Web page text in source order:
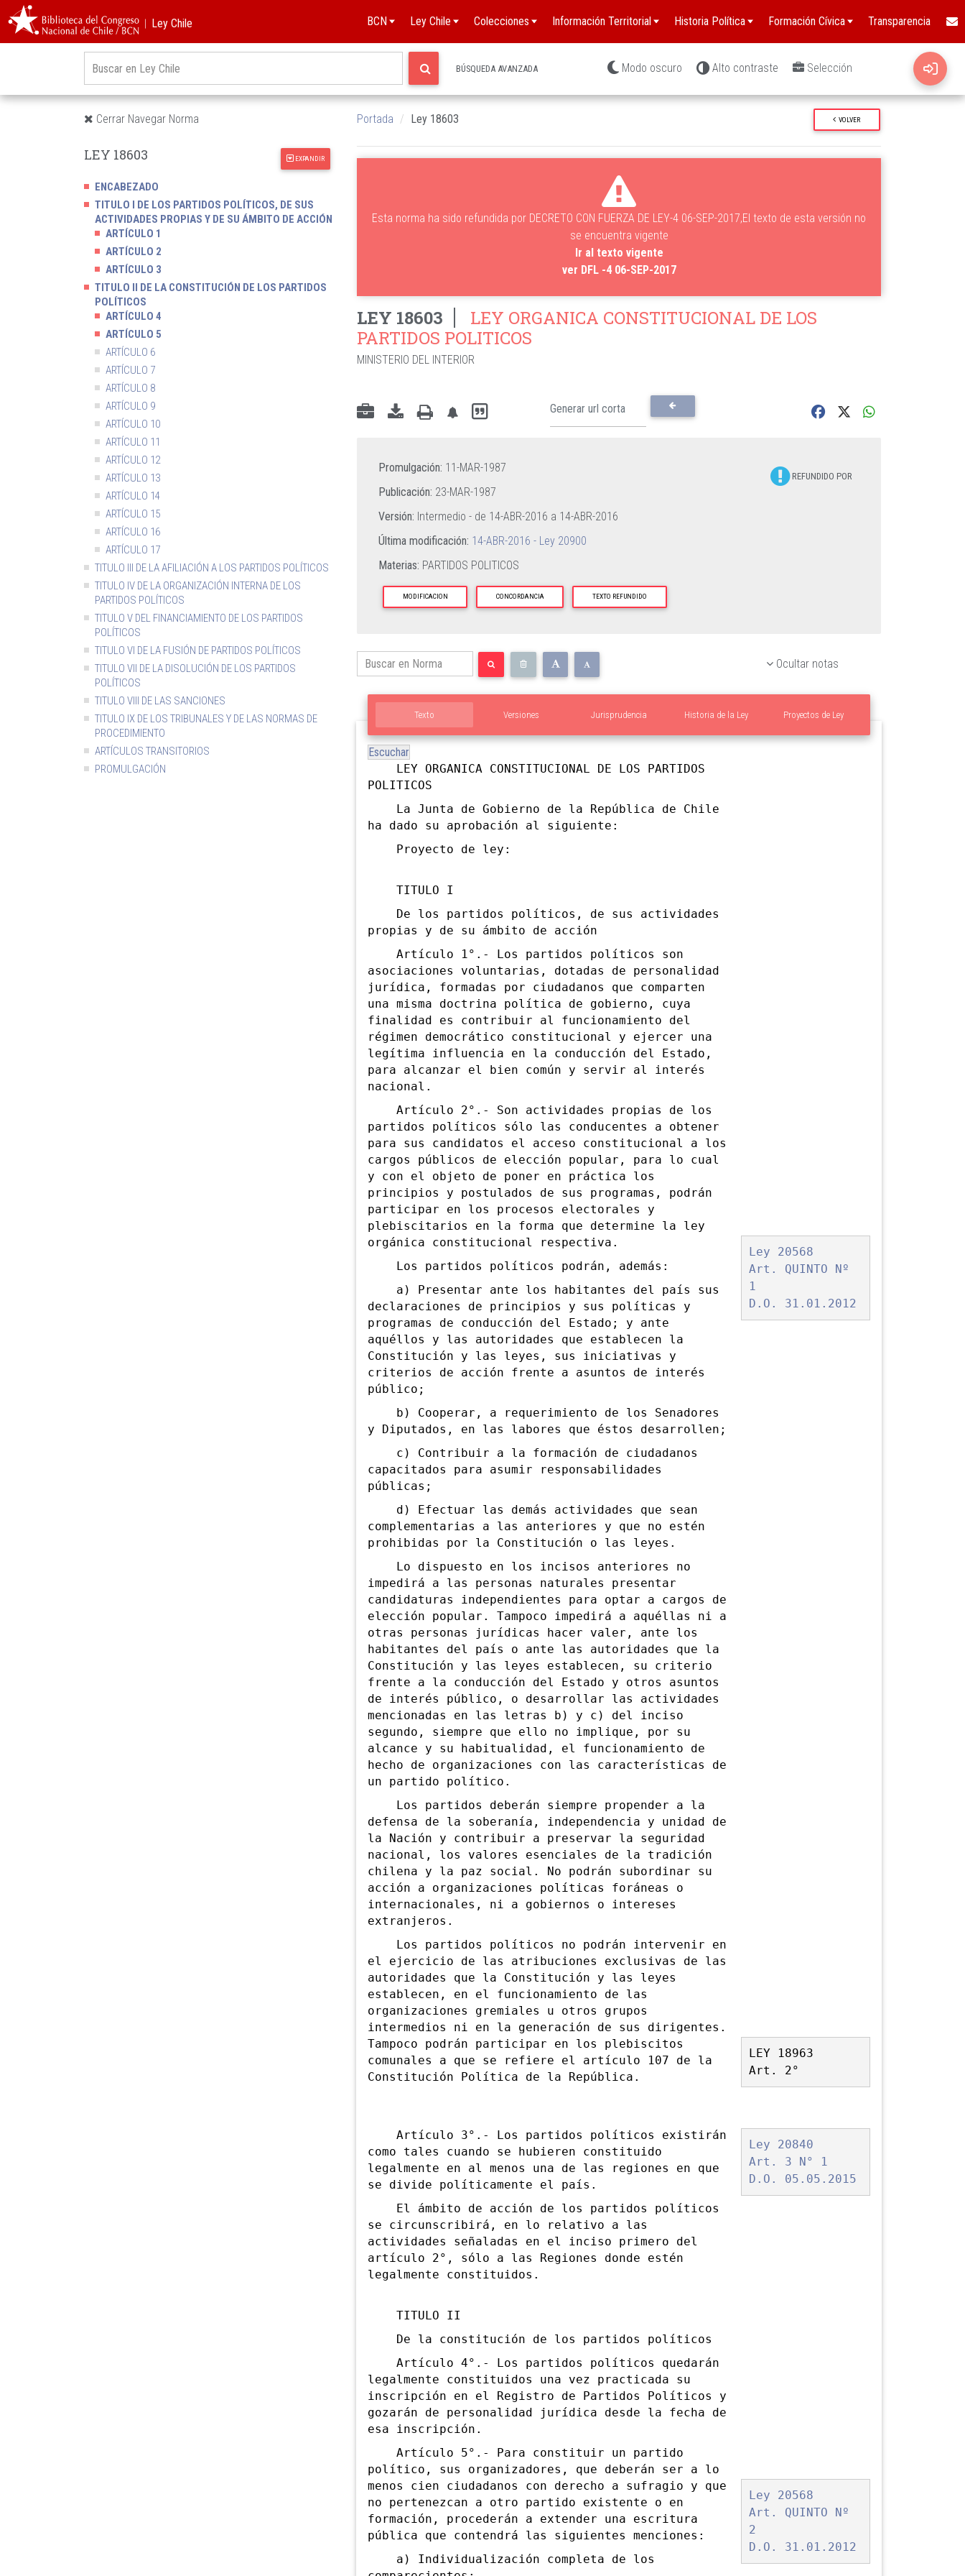
︱Ley Chile BCN Ley Chile Colecciones Información Territorial Historia Política Formación Cívica Transparencia
BÚSQUEDA AVANZADA Modo oscuro Alto contraste Selección
Cerrar Navegar Norma Portada Ley 18603 VOLVER
LEY 18603 EXPANDIR
ENCABEZADO
TITULO I DE LOS PARTIDOS POLÍTICOS, DE SUS
ACTIVIDADES PROPIAS Y DE SU ÁMBITO DE ACCIÓN
ARTÍCULO 1
ARTÍCULO 2
ARTÍCULO 3
TITULO II DE LA CONSTITUCIÓN DE LOS PARTIDOS
POLÍTICOS
ARTÍCULO 4
ARTÍCULO 5
ARTÍCULO 6
ARTÍCULO 7
ARTÍCULO 8
ARTÍCULO 9
ARTÍCULO 10
ARTÍCULO 11
ARTÍCULO 12
ARTÍCULO 13
ARTÍCULO 14
ARTÍCULO 15
ARTÍCULO 16
ARTÍCULO 17
TITULO III DE LA AFILIACIÓN A LOS PARTIDOS POLÍTICOS
TITULO IV DE LA ORGANIZACIÓN INTERNA DE LOS
PARTIDOS POLÍTICOS
TITULO V DEL FINANCIAMIENTO DE LOS PARTIDOS
POLÍTICOS
TITULO VI DE LA FUSIÓN DE PARTIDOS POLÍTICOS
TITULO VII DE LA DISOLUCIÓN DE LOS PARTIDOS
POLÍTICOS
TITULO VIII DE LAS SANCIONES
TITULO IX DE LOS TRIBUNALES Y DE LAS NORMAS DE
PROCEDIMIENTO
ARTÍCULOS TRANSITORIOS
PROMULGACIÓN
Esta norma ha sido refundida por DECRETO CON FUERZA DE LEY-4 06-SEP-2017,El texto de esta versión no
se encuentra vigente
Ir al texto vigente
ver DFL -4 06-SEP-2017
LEY 18603
LEY ORGANICA CONSTITUCIONAL DE LOS
PARTIDOS POLITICOS
MINISTERIO DEL INTERIOR
REFUNDIDO POR
Promulgación: 11-MAR-1987
Publicación: 23-MAR-1987
Versión: Intermedio - de 14-ABR-2016 a 14-ABR-2016
Última modificación: 14-ABR-2016 - Ley 20900
Materias: PARTIDOS POLITICOS
MODIFICACION CONCORDANCIA TEXTO REFUNDIDO
Ocultar notas
Texto Versiones Jurisprudencia Proyectos de Ley
Historia de la Ley
Escuchar
LEY ORGANICA CONSTITUCIONAL DE LOS PARTIDOS
POLITICOS
La Junta de Gobierno de la República de Chile
ha dado su aprobación al siguiente:
Proyecto de ley:
TITULO I
De los partidos políticos, de sus actividades
propias y de su ámbito de acción
Artículo 1°.- Los partidos políticos son
asociaciones voluntarias, dotadas de personalidad
jurídica, formadas por ciudadanos que comparten
una misma doctrina política de gobierno, cuya
finalidad es contribuir al funcionamiento del
régimen democrático constitucional y ejercer una
legítima influencia en la conducción del Estado,
para alcanzar el bien común y servir al interés
nacional.
Artículo 2°.- Son actividades propias de los
partidos políticos sólo las conducentes a obtener
para sus candidatos el acceso constitucional a los
cargos públicos de elección popular, para lo cual
y con el objeto de poner en práctica los
principios y postulados de sus programas, podrán
participar en los procesos electorales y
plebiscitarios en la forma que determine la ley
orgánica constitucional
Ley 20568
Art. QUINTO Nº
1
D.O. 31.01.2012
respectiva.
Los partidos políticos podrán, además:
a) Presentar ante los habitantes del país sus
declaraciones de principios y sus políticas y
programas de conducción del Estado; y ante
aquéllos y las autoridades que establecen la
Constitución y las leyes, sus iniciativas y
criterios de acción frente a asuntos de interés
público;
b) Cooperar, a requerimiento de los Senadores
y Diputados, en las labores que éstos desarrollen;
c) Contribuir a la formación de ciudadanos
capacitados para asumir responsabilidades
públicas;
d) Efectuar las demás actividades que sean
complementarias a las anteriores y que no estén
prohibidas por la Constitución o las leyes.
Lo dispuesto en los incisos anteriores no
impedirá a las personas naturales presentar
candidaturas independientes para optar a cargos de
elección popular. Tampoco impedirá a aquéllas ni a
otras personas jurídicas hacer valer, ante los
habitantes del país o ante las autoridades que la
Constitución y las leyes establecen, su criterio
frente a la conducción del Estado y otros asuntos
de interés público, o desarrollar las actividades
mencionadas en las letras b) y c) del inciso
segundo, siempre que ello no implique, por su
alcance y su habitualidad, el funcionamiento de
hecho de organizaciones con las características de
un partido político.
Los partidos deberán siempre propender a la
defensa de la soberanía, independencia y unidad de
la Nación y contribuir a preservar la seguridad
nacional, los valores esenciales de la tradición
chilena y la paz social. No podrán subordinar su
acción a organizaciones políticas foráneas o
internacionales, ni a gobiernos o intereses
extranjeros.
Los partidos políticos no podrán intervenir en
el ejercicio de las atribuciones exclusivas de las
autoridades que la Constitución y las leyes
establecen, en el funcionamiento de las
organizaciones gremiales u otros grupos
intermedios ni en la generación de sus dirigentes.
Tampoco podrán participar en los plebi
LEY 18963
Art. 2°
scitos
comunales a que se refiere el artículo 107 de la
Constitución Política de la República.
Ley 20840
Art. 3 N° 1
D.O. 05.05.2015
Artículo 3°.- Los partidos políticos existirán
como tales cuando se hubieren constituido
legalmente en al menos una de las regiones en que
se divide políticamente el país.
El ámbito de acción de los partidos políticos
se circunscribirá, en lo relativo a las
actividades señaladas en el inciso primero del
artículo 2°, sólo a las Regiones donde estén
legalmente constituidos.
TITULO II
De la constitución de los partidos políticos
Artículo 4°.- Los partidos políticos quedarán
legalmente constituidos una vez practicada su
inscripción en el Registro de Partidos Políticos y
gozarán de personalidad jurídica desde la fecha de
esa inscripción.
Artículo 5°.- Para constituir un partido
político, sus organizadores, que deberán ser a lo
menos cien ciudadanos con derecho a
Ley 20568
Art. QUINTO Nº
2
D.O. 31.01.2012
sufragio y que
no pertenezcan a otro partido existente o en
formación, procederán a extender una escritura
pública que contendrá las siguientes menciones:
a) Individualización completa de los